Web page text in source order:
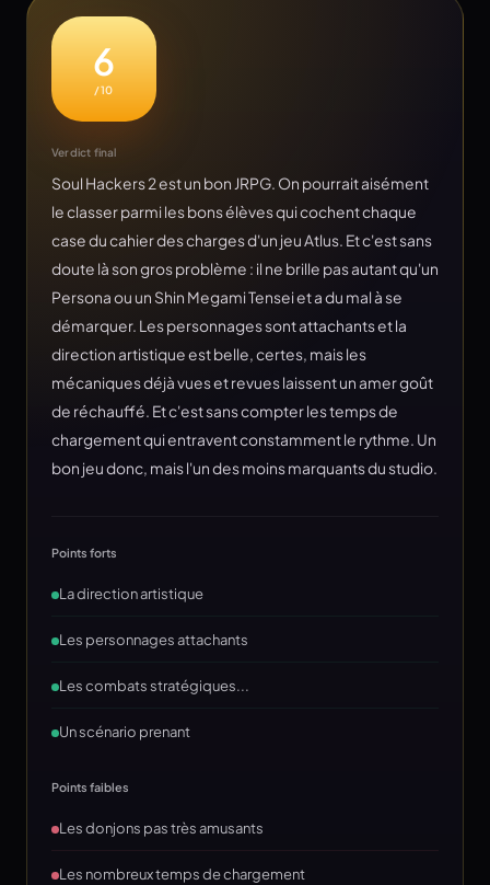
6
/10
Verdict final
Soul Hackers 2 est un bon JRPG. On pourrait aisément
le classer parmi les bons élèves qui cochent chaque
case du cahier des charges d'un jeu Atlus. Et c'est sans
doute là son gros problème : il ne brille pas autant qu'un
Persona ou un Shin Megami Tensei et a du mal à se
démarquer. Les personnages sont attachants et la
direction artistique est belle, certes, mais les
mécaniques déjà vues et revues laissent un amer goût
de réchauffé. Et c'est sans compter les temps de
chargement qui entravent constamment le rythme. Un
bon jeu donc, mais l'un des moins marquants du studio.
Points forts
La direction artistique
Les personnages attachants
Les combats stratégiques...
Un scénario prenant
Points faibles
Les donjons pas très amusants
Les nombreux temps de chargement